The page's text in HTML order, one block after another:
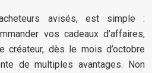
avisés, est simple :
vos cadeaux d’affaires,
créateur, dès le mois d’octobre
de multiples avantages. Non